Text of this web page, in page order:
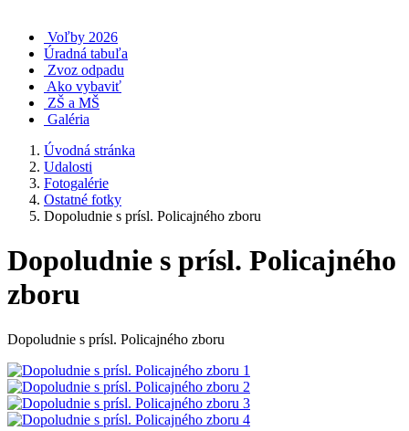
Voľby 2026
Úradná tabuľa
Zvoz odpadu
Ako vybaviť
ZŠ a MŠ
Galéria
Úvodná stránka
Udalosti
Fotogalérie
Ostatné fotky
Dopoludnie s prísl. Policajného zboru
Dopoludnie s prísl. Policajného
zboru
Dopoludnie s prísl. Policajného zboru